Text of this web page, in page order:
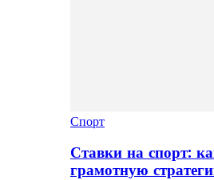
Спорт
Ставки на спорт:
грамотную